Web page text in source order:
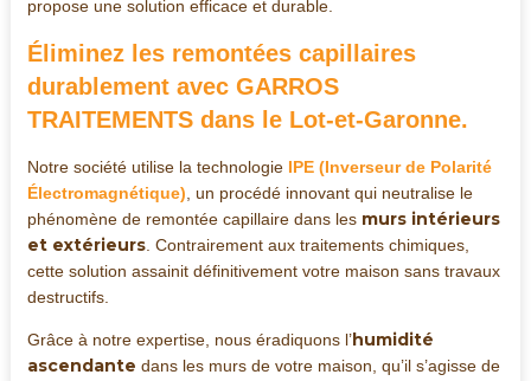
propose une solution efficace et durable.
Éliminez les remontées capillaires
durablement avec GARROS
TRAITEMENTS dans le Lot-et-Garonne.
Notre société utilise la technologie IPE (Inverseur de Polarité
Électromagnétique) , un procédé innovant qui neutralise le
phénomène de remontée capillaire dans les murs intérieurs
et extérieurs . Contrairement aux traitements chimiques,
cette solution assainit définitivement votre maison sans travaux
destructifs.
Grâce à notre expertise, nous éradiquons l’humidité
ascendante dans les murs de votre maison, qu’il s’agisse de